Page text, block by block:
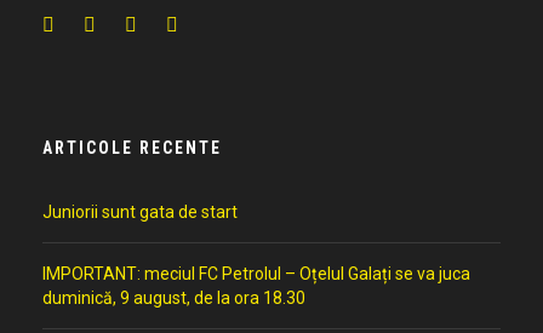
ARTICOLE RECENTE
Juniorii sunt gata de start
IMPORTANT: meciul FC Petrolul – Oțelul Galați se va juca
duminică, 9 august, de la ora 18.30